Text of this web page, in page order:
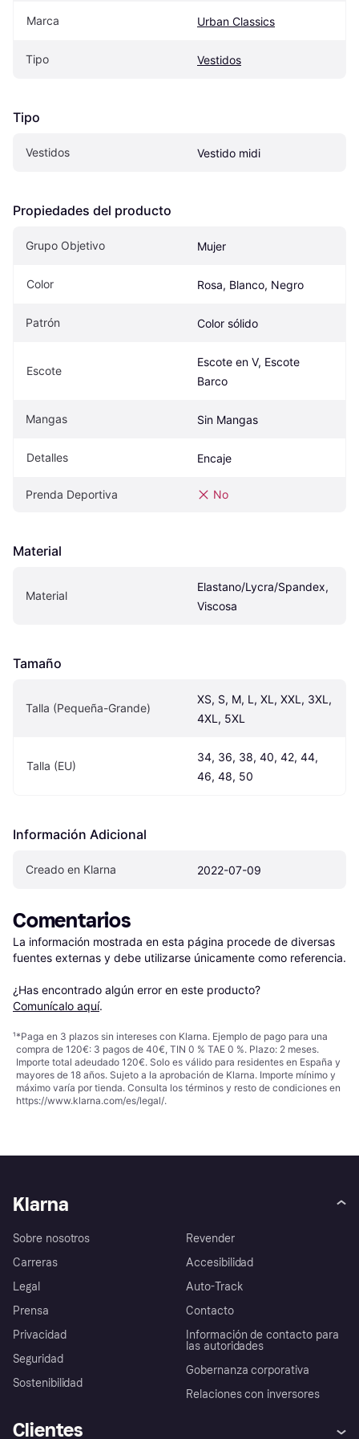
Marca Urban Classics
Tipo Vestidos
Tipo
Vestidos Vestido midi
Propiedades del producto
Grupo Objetivo Mujer
Color Rosa, Blanco, Negro
Patrón Color sólido
Escote
Escote en V, Escote
Barco
Mangas Sin Mangas
Detalles Encaje
Prenda Deportiva No
Material
Material
Elastano/Lycra/Spandex,
Viscosa
Tamaño
Talla (Pequeña-Grande)
XS, S, M, L, XL, XXL, 3XL,
4XL, 5XL
Talla (EU)
34, 36, 38, 40, 42, 44,
46, 48, 50
Información Adicional
Creado en Klarna 2022-07-09
Comentarios
La información mostrada en esta página procede de diversas
fuentes externas y debe utilizarse únicamente como referencia.
¿Has encontrado algún error en este producto?
Comunícalo aquí.
¹*Paga en 3 plazos sin intereses con Klarna. Ejemplo de pago para una
compra de 120€: 3 pagos de 40€, TIN 0 % TAE 0 %. Plazo: 2 meses.
Importe total adeudado 120€. Solo es válido para residentes en España y
mayores de 18 años. Sujeto a la aprobación de Klarna. Importe mínimo y
máximo varía por tienda. Consulta los términos y resto de condiciones en
https://www.klarna.com/es/legal/.
Klarna
Sobre nosotros
Carreras
Legal
Prensa
Privacidad
Seguridad
Sostenibilidad
Revender
Accesibilidad
Auto-Track
Contacto
Información de contacto para
las autoridades
Gobernanza corporativa
Relaciones con inversores
Clientes